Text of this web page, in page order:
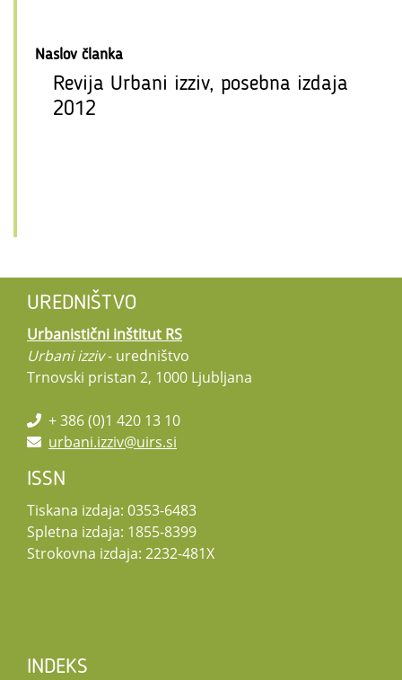
Naslov članka
Revija Urbani izziv, posebna izdaja
2012
UREDNIŠTVO
Urbanistični inštitut RS
Urbani izziv- uredništvo
Trnovski pristan 2, 1000 Ljubljana
+ 386 (0)1 420 13 10
urbani.izziv@uirs.si
ISSN
Tiskana izdaja: 0353-6483
Spletna izdaja: 1855-8399
Strokovna izdaja: 2232-481X
INDEKS